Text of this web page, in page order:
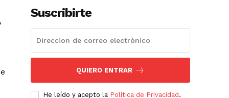
Suscribirte
QUIERO ENTRAR
He leído y acepto la Política de Privacidad .